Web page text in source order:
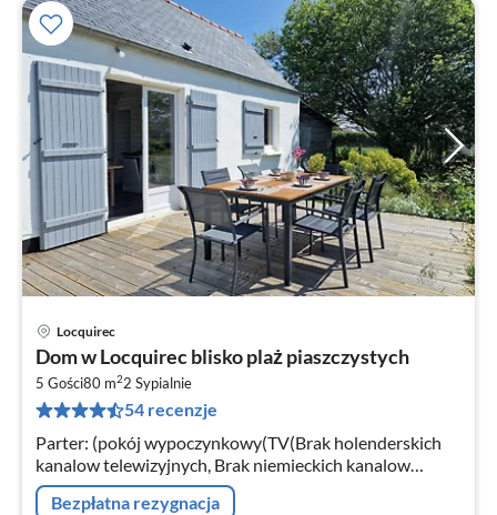
Locquirec
Dom w Locquirec blisko plaż piaszczystych
5 Gości80 m22 Sypialnie
54 recenzje
Parter: (pokój wypoczynkowy(TV(Brak holenderskich
kanalow telewizyjnych, Brak niemieckich kanalow
telewizyjnych), kominek)
Bezpłatna rezygnacja